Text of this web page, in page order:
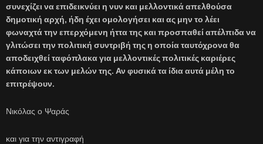
συνεχίζει να επιδεικνύει η νυν και μελλοντικά απελθούσα
δημοτική αρχή, ήδη έχει ομολογήσει και ας μην το λέει
φωναχτά την επερχόμενη ήττα της και προσπαθεί απέλπιδα να
γλιτώσει την πολιτική συντριβή της η οποία ταυτόχρονα θα
αποδειχθεί ταφόπλακα για μελλοντικές πολιτικές καριέρες
κάποιων εκ των μελών της. Αν φυσικά τα ίδια αυτά μέλη το
επιτρέψουν.
Νικόλας ο Ψαράς
και για την αντιγραφή